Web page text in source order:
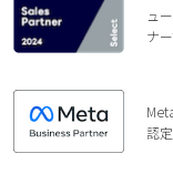
ュ
ナー
認